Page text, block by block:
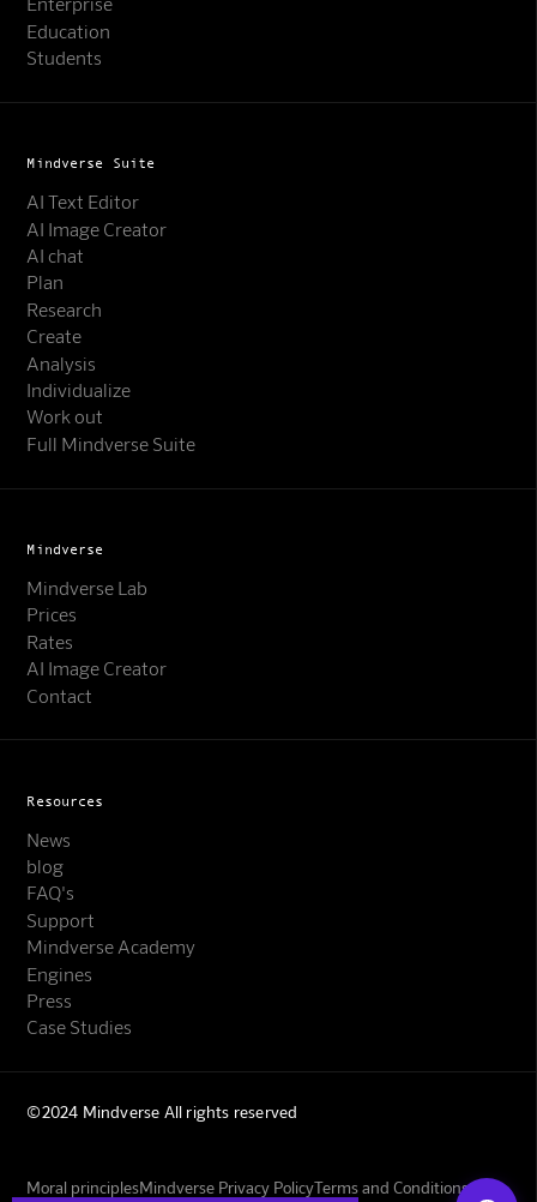
Online · KI-Assistent
Education
Students
Mindverse Suite
AI Text Editor
AI Image Creator
AI chat
Plan
Research
Create
Analysis
Individualize
Work out
Full Mindverse Suite
Mindverse
Mindverse Lab
Prices
Rates
AI Image Creator
Contact
Resources
News
blog
FAQ's
Support
Mindverse Academy
Engines
Press
Case Studies
©2024 Mindverse All rights reserved
Moral principlesMindverse Privacy PolicyTerms and Conditions